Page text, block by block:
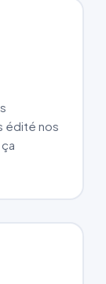
édité nos